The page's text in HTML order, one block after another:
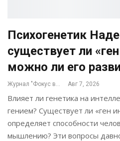
Психогенетик
существует ли
можно ли его
Авг 7, 2026
Влияет ли генетика на
гением? Существует ли «ген
определяет способности
мышлению? Эти вопросы